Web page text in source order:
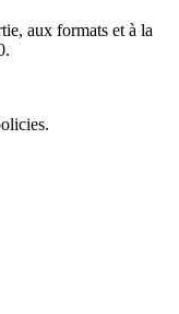
aux formats et à la